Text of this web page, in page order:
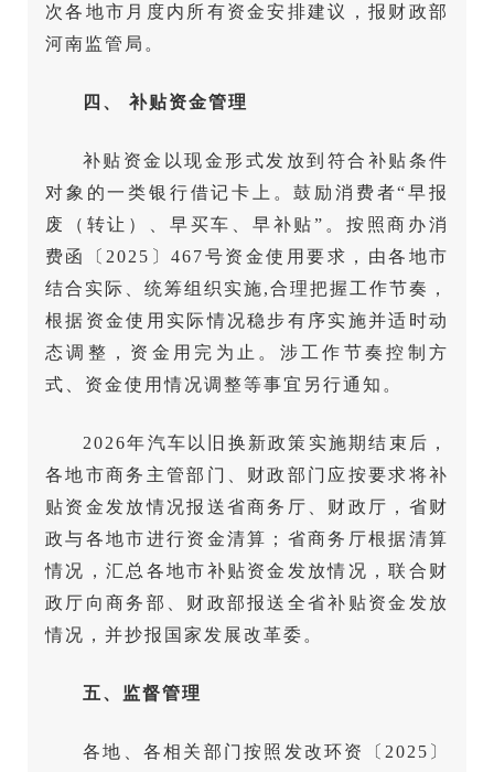
次各地市月度内所有资金安排建议，报财政部
河南监管局。
四、 补贴资金管理
补贴资金以现金形式发放到符合补贴条件
对象的一类银行借记卡上。鼓励消费者“早报
废（转让）、早买车、早补贴”。按照商办消
费函〔2025〕467号资金使用要求，由各地市
结合实际、统筹组织实施,合理把握工作节奏，
根据资金使用实际情况稳步有序实施并适时动
态调整，资金用完为止。涉工作节奏控制方
式、资金使用情况调整等事宜另行通知。
2026年汽车以旧换新政策实施期结束后，
各地市商务主管部门、财政部门应按要求将补
贴资金发放情况报送省商务厅、财政厅，省财
政与各地市进行资金清算；省商务厅根据清算
情况，汇总各地市补贴资金发放情况，联合财
政厅向商务部、财政部报送全省补贴资金发放
情况，并抄报国家发展改革委。
五、监督管理
各地、各相关部门按照发改环资〔2025〕